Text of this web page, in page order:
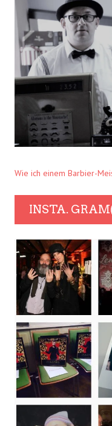
Wie ich einem Barbier-
INSTA.